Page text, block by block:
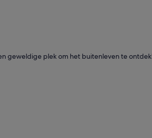
geweldige plek om het buitenleven te